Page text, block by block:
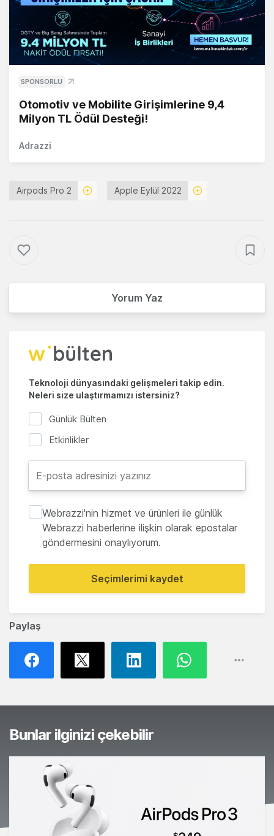
Paylaş
SPONSORLU
Otomotiv ve Mobilite Girişimlerine 9,4
Milyon TL Ödül Desteği!
Adrazzi
Airpods Pro 2 Apple Eylül 2022
Yorum Yaz
Teknoloji dünyasındaki gelişmeleri takip edin.
Neleri size ulaştırmamızı istersiniz?
Günlük Bülten
Etkinlikler
Webrazzi'nin hizmet ve ürünleri ile günlük
Webrazzi haberlerine ilişkin olarak epostalar
göndermesini onaylıyorum.
Seçimlerimi kaydet
Bunlar ilginizi çekebilir